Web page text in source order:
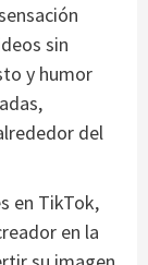
sin
y humor
del
en TikTok,
en la